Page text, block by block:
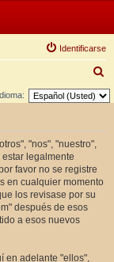
Identificarse
u
"nos", "nuestro",
legalmente
favor no se registre
en cualquier momento
los revisase por su
después de esos
a esos nuevos
en adelante "ellos",